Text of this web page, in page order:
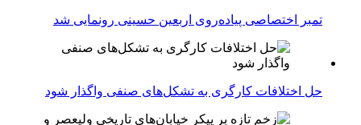
تمبر اختصاصی پیاده‌روی اربعین حسینی رونمایی شد
حل اختلافات کارگری به تشکل‌های صنفی واگذار شود